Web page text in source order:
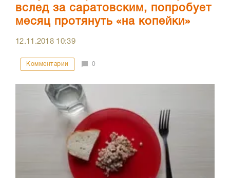
вслед за саратовским, попробует
месяц протянуть «на копейки»
12.11.2018 10:39
Комментарии 0